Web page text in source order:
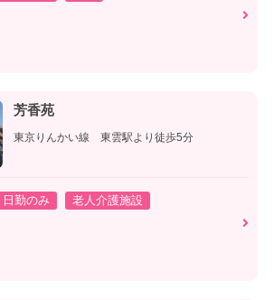
芳香苑
東京りんかい線 東雲駅より徒歩5分
日勤のみ
老人介護施設